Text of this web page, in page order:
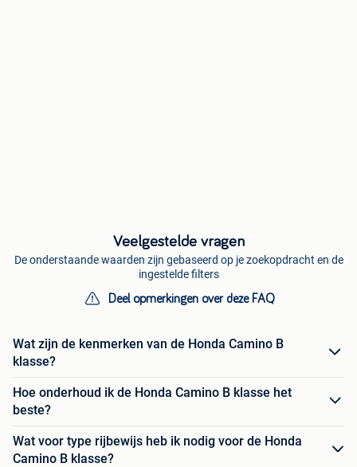
Veelgestelde vragen
De onderstaande waarden zijn gebaseerd op je zoekopdracht en de
ingestelde filters
Deel opmerkingen over deze FAQ
Wat zijn de kenmerken van de Honda Camino B
klasse?
Hoe onderhoud ik de Honda Camino B klasse het
beste?
Wat voor type rijbewijs heb ik nodig voor de Honda
Camino B klasse?